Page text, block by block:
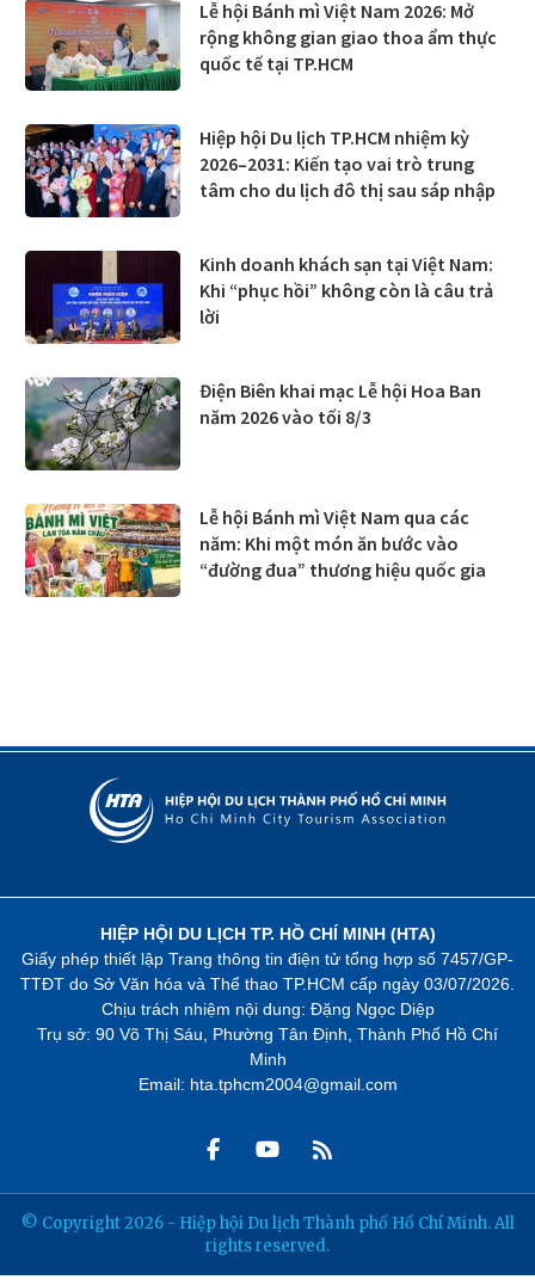
Lễ hội Bánh mì Việt Nam 2026: Mở
rộng không gian giao thoa ẩm thực
quốc tế tại TP.HCM
Hiệp hội Du lịch TP.HCM nhiệm kỳ
2026–2031: Kiến tạo vai trò trung
tâm cho du lịch đô thị sau sáp nhập
Kinh doanh khách sạn tại Việt Nam:
Khi “phục hồi” không còn là câu trả
lời
Điện Biên khai mạc Lễ hội Hoa Ban
năm 2026 vào tối 8/3
Lễ hội Bánh mì Việt Nam qua các
năm: Khi một món ăn bước vào
“đường đua” thương hiệu quốc gia
HIỆP HỘI DU LỊCH TP. HỒ CHÍ MINH (HTA)
Giấy phép thiết lập Trang thông tin điện tử tổng hợp số 7457/GP-
TTĐT do Sở Văn hóa và Thể thao TP.HCM cấp ngày 03/07/2026.
Chịu trách nhiệm nội dung: Đặng Ngọc Diệp
Trụ sở: 90 Võ Thị Sáu, Phường Tân Định, Thành Phố Hồ Chí
Minh
Email: hta.tphcm2004@gmail.com
© Copyright 2026 - Hiệp hội Du lịch Thành phố Hồ Chí Minh. All
rights reserved.